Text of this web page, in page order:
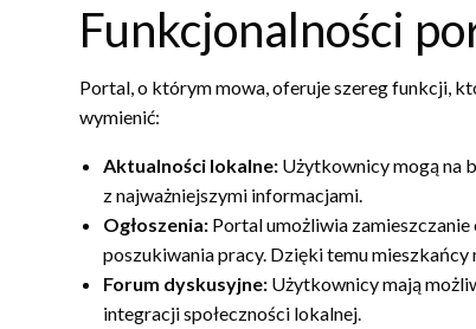
Funkcjonalności
Portal, o którym mowa, oferuje szereg funkcji,
wymienić:
Aktualności lokalne: Użytkownicy mogą na
z najważniejszymi informacjami.
Ogłoszenia: Portal umożliwia
poszukiwania pracy. Dzięki temu mieszkańcy
Forum dyskusyjne: Użytkownicy mają
integracji społeczności lokalnej.